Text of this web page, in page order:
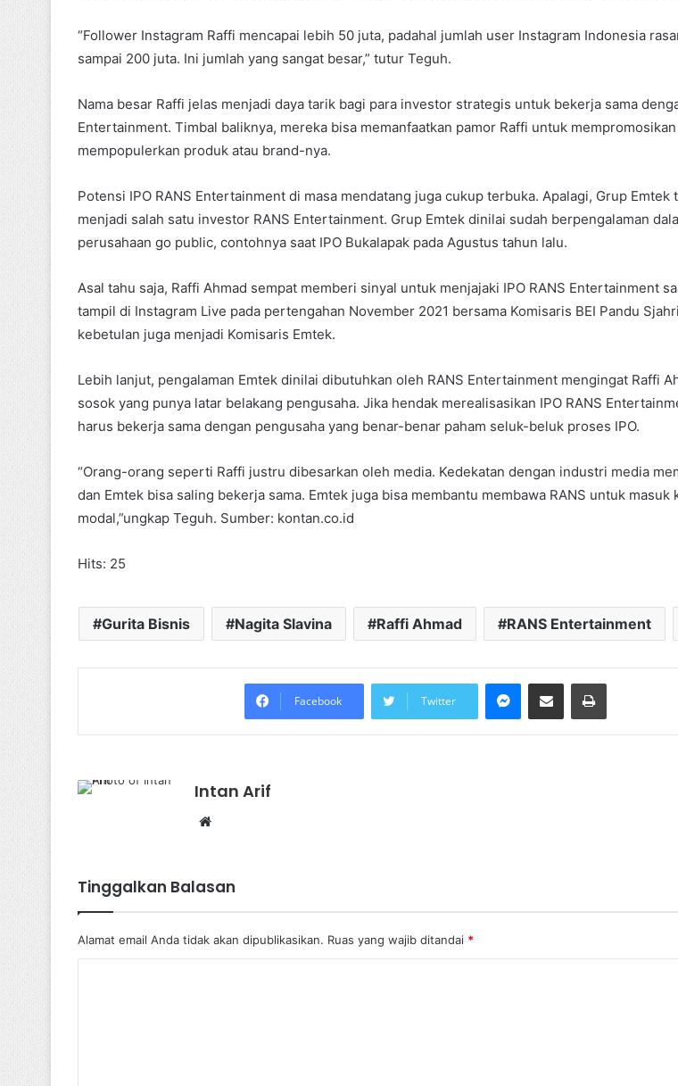
“Follower Instagram Raffi mencapai lebih 50 juta, padahal jumlah user Instagram Indonesia
sampai 200 juta. Ini jumlah yang sangat besar,” tutur Teguh.
Nama besar Raffi jelas menjadi daya tarik bagi para investor strategis untuk bekerja sama
Entertainment. Timbal baliknya, mereka bisa memanfaatkan pamor Raffi untuk mempromosikan
mempopulerkan produk atau brand-nya.
Potensi IPO RANS Entertainment di masa mendatang juga cukup terbuka. Apalagi, Grup Emtek
menjadi salah satu investor RANS Entertainment. Grup Emtek dinilai sudah berpengalaman
perusahaan go public, contohnya saat IPO Bukalapak pada Agustus tahun lalu.
Asal tahu saja, Raffi Ahmad sempat memberi sinyal untuk menjajaki IPO RANS Entertainment
tampil di Instagram Live pada pertengahan November 2021 bersama Komisaris BEI Pandu
kebetulan juga menjadi Komisaris Emtek.
Lebih lanjut, pengalaman Emtek dinilai dibutuhkan oleh RANS Entertainment mengingat Raffi
sosok yang punya latar belakang pengusaha. Jika hendak merealisasikan IPO RANS
harus bekerja sama dengan pengusaha yang benar-benar paham seluk-beluk proses IPO.
“Orang-orang seperti Raffi justru dibesarkan oleh media. Kedekatan dengan industri media
dan Emtek bisa saling bekerja sama. Emtek juga bisa membantu membawa RANS untuk masuk
modal,”ungkap Teguh. Sumber: kontan.co.id
Hits: 25
Gurita Bisnis Nagita Slavina Raffi Ahmad RANS Entertainment
Facebook Twitter
Messenger
Share via Email Print
Intan Arif
Website
Tinggalkan Balasan
Alamat email Anda tidak akan dipublikasikan. Ruas yang wajib ditandai *